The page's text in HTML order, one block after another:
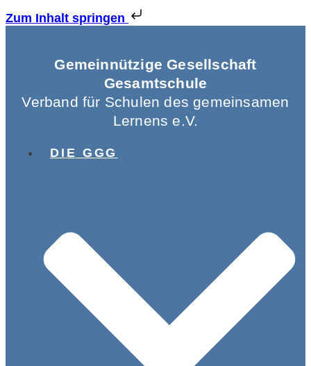
Zum Inhalt springen
Gemeinnützige Gesellschaft
Gesamtschule
Verband für Schulen des gemeinsamen
Lernens e.V.
DIE GGG